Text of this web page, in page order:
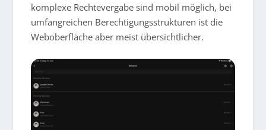
komplexe Rechtevergabe sind mobil möglich, bei
umfangreichen Berechtigungsstrukturen ist die
Weboberfläche aber meist übersichtlicher.